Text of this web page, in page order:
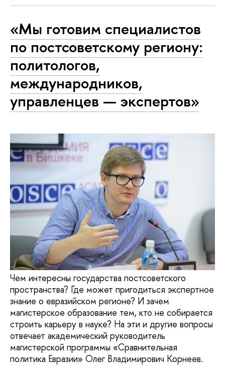
«Мы готовим специалистов
по постсоветскому региону:
политологов,
международников,
управленцев — экспертов»
Чем интересны государства постсоветского
пространства? Где может пригодиться экспертное
знание о евразийском регионе? И зачем
магистерское образование тем, кто не собирается
строить карьеру в науке? На эти и другие вопросы
отвечает академический руководитель
магистерской программы «Сравнительная
политика Евразии» Олег Владимирович Корнеев.